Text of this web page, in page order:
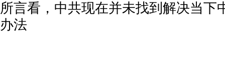
所言看，中共现在并未找到解决当下
办法